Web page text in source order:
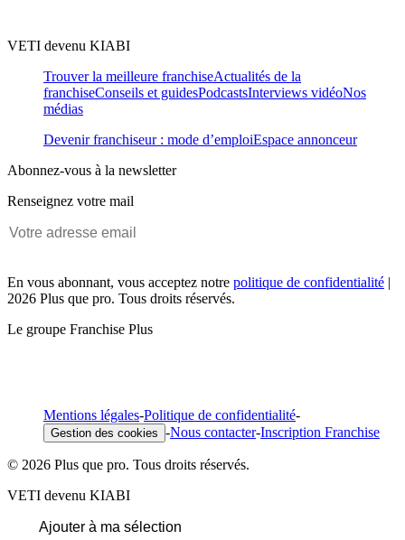
VETI devenu KIABI
Trouver la meilleure franchiseActualités de la
franchiseConseils et guidesPodcastsInterviews vidéoNos
médias
Devenir franchiseur : mode d’emploiEspace annonceur
Abonnez-vous à la newsletter
Renseignez votre mail
En vous abonnant, vous acceptez notre politique de confidentialité |
2026 Plus que pro. Tous droits réservés.
Le groupe Franchise Plus
Mentions légales-Politique de confidentialité-
Gestion des cookies -Nous contacter-Inscription Franchise
© 2026 Plus que pro. Tous droits réservés.
VETI devenu KIABI
Ajouter à ma sélection